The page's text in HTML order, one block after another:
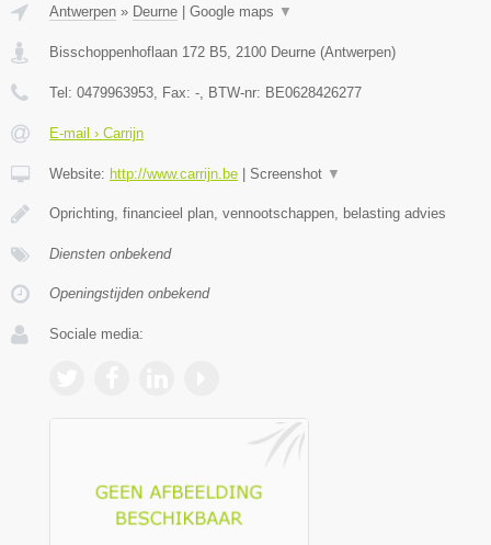
Antwerpen » Deurne Google maps ▼
Bisschoppenhoflaan 172 B5, 2100 Deurne (Antwerpen)
Tel: 0479963953, Fax: -, BTW-nr: BE0628426277
E-mail › Carrijn
Website: http://www.carrijn.be Screenshot ▼
Oprichting, financieel plan, vennootschappen, belasting advies
Diensten onbekend
Openingstijden onbekend
Sociale media: